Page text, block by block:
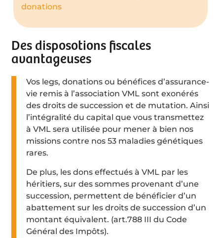
donations
Des disposotions fiscales
avantageuses
Vos legs, donations ou bénéfices d’assurance-
vie remis à l’association VML sont exonérés
des droits de succession et de mutation. Ainsi
l’intégralité du capital que vous transmettez
à VML sera utilisée pour mener à bien nos
missions contre nos 53 maladies génétiques
rares.
De plus, les dons effectués à VML par les
héritiers, sur des sommes provenant d’une
succession, permettent de bénéficier d’un
abattement sur les droits de succession d’un
montant équivalent. (art.788 III du Code
Général des Impôts).